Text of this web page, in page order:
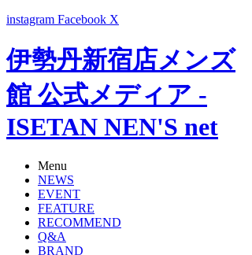
instagram Facebook X
伊勢丹新宿店メンズ
館 公式メディア -
ISETAN NEN'S net
Menu
NEWS
EVENT
FEATURE
RECOMMEND
Q&A
BRAND